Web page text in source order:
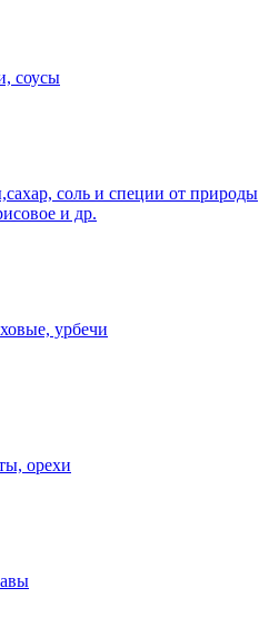
соусы
соль и специи от природы
и др.
урбечи
орехи